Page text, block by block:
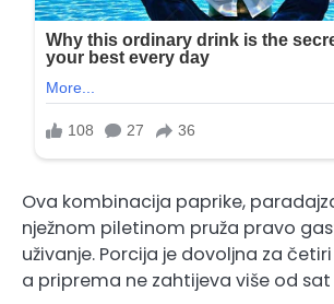
Ova kombinacija paprike,
nježnom piletinom pruža pravo
uživanje. Porcija je dovoljna za
a priprema ne zahtijeva više od